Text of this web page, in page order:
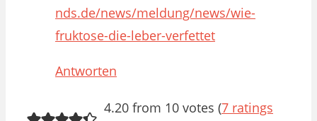
nds.de/news/meldung/news/wie-
fruktose-die-leber-verfettet
Antworten
4.20 from 10 votes (7 ratings